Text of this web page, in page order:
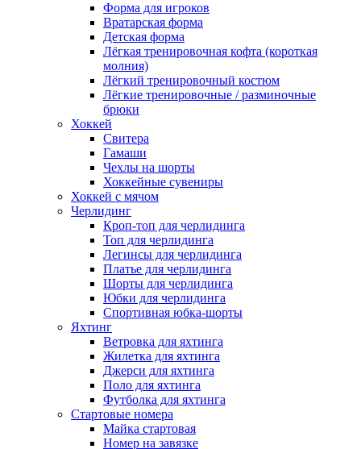
Форма для игроков
Вратарская форма
Детская форма
Лёгкая тренировочная кофта (короткая
молния)
Лёгкий тренировочный костюм
Лёгкие тренировочные / разминочные
брюки
Хоккей
Свитера
Гамаши
Чехлы на шорты
Хоккейные сувениры
Хоккей с мячом
Черлидинг
Кроп-топ для черлидинга
Топ для черлидинга
Легинсы для черлидинга
Платье для черлидинга
Шорты для черлидинга
Юбки для черлидинга
Спортивная юбка-шорты
Яхтинг
Ветровка для яхтинга
Жилетка для яхтинга
Джерси для яхтинга
Поло для яхтинга
Футболка для яхтинга
Стартовые номера
Майка стартовая
Номер на завязке